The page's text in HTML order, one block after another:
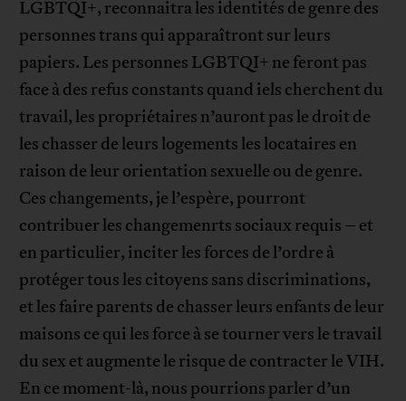
LGBTQI+, reconnaitra les identités de genre des
personnes trans qui apparaîtront sur leurs
papiers. Les personnes LGBTQI+ ne feront pas
face à des refus constants quand iels cherchent du
travail, les propriétaires n’auront pas le droit de
les chasser de leurs logements les locataires en
raison de leur orientation sexuelle ou de genre.
Ces changements, je l’espère, pourront
contribuer les changemenrts sociaux requis – et
en particulier, inciter les forces de l’ordre à
protéger tous les citoyens sans discriminations,
et les faire parents de chasser leurs enfants de leur
maisons ce qui les force à se tourner vers le travail
du sex et augmente le risque de contracter le VIH.
En ce moment-là, nous pourrions parler d’un